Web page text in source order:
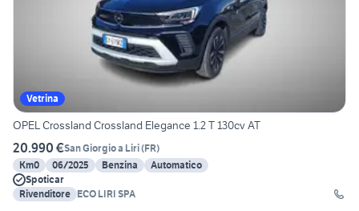
Vetrina
OPEL Crossland Crossland Elegance 1.2 T 130cv AT
20.990 €San Giorgio a Liri(FR)
Km0
06/2025 Benzina
Automatico
Spoticar
Rivenditore ECO LIRI SPA